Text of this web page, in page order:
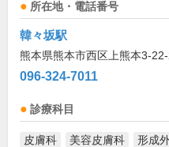
所在地・電話番号
韓々坂駅
熊本県熊本市西区上熊本3-22-
096-324-7011
診療科目
皮膚科 美容皮膚科 形成